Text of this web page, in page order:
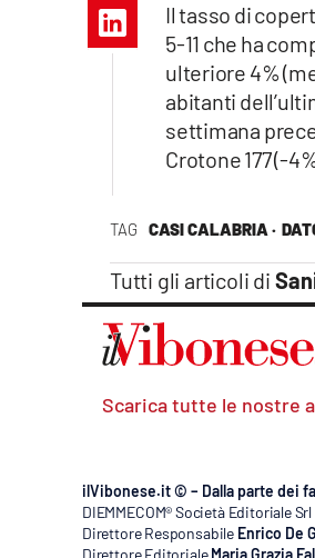
TAG CASI CALABRIA ·
Tutti gli articoli di
Il tasso di
5-11 che ha
ulteriore 4%
abitanti
settimana
Crotone 177 (-
Scarica tutte le nostre
ilVibonese.it © – Dalla parte dei
DIEMMECOM® Società Editoriale Srl
Direttore Responsabile Enrico De